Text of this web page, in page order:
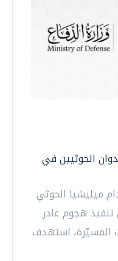
الحوثيين في
ميليشيا الحوثي
تنفيذ هجوم غادر
المسيّرة، استهدف